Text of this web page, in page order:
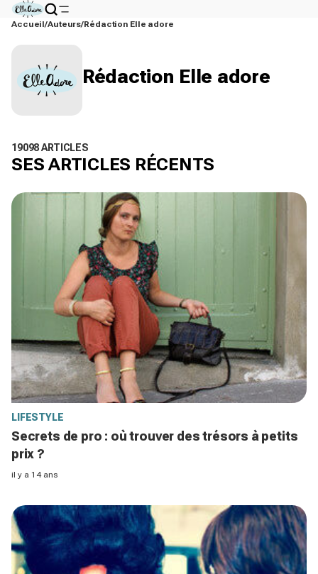
Accueil Auteurs Rédaction Elle adore
Rédaction Elle adore
19098 ARTICLES
SES ARTICLES RÉCENTS
LIFESTYLE
Secrets de pro : où trouver des trésors à petits
prix ?
il y a 14 ans